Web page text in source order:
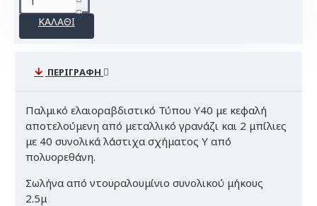
ΚΑΛΆΘΙ
ΠΕΡΙΓΡΑΦΉ
Παλμικό ελαιοραβδιστικό Τύπου Υ40 με κεφαλή
αποτελούμενη από μεταλλικό γρανάζι και 2 μπίλιες
με 40 συνολικά λάστιχα σχήματος Υ από
πολυορεθάνη.
Σωλήνα από ντουραλουμίνιο συνολικού μήκους
2.5μ